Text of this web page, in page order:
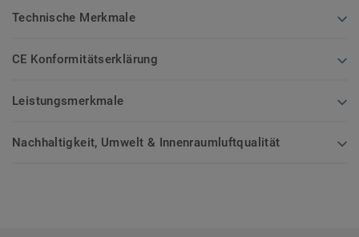
Technische Merkmale
CE Konformitätserklärung
Leistungsmerkmale
Nachhaltigkeit, Umwelt & Innenraumluftqualität